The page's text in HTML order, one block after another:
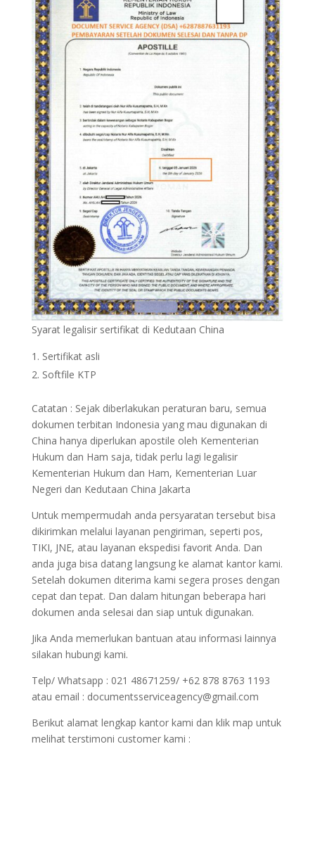
Syarat legalisir sertifikat di Kedutaan China
Sertifikat asli
Softfile KTP
Catatan : Sejak diberlakukan peraturan baru, semua
dokumen terbitan Indonesia yang mau digunakan di
China hanya diperlukan apostile oleh Kementerian
Hukum dan Ham saja, tidak perlu lagi legalisir
Kementerian Hukum dan Ham, Kementerian Luar
Negeri dan Kedutaan China Jakarta
Untuk mempermudah anda persyaratan tersebut bisa
dikirimkan melalui layanan pengiriman, seperti pos,
TIKI, JNE, atau layanan ekspedisi favorit Anda. Dan
anda juga bisa datang langsung ke alamat kantor kami.
Setelah dokumen diterima kami segera proses dengan
cepat dan tepat. Dan dalam hitungan beberapa hari
dokumen anda selesai dan siap untuk digunakan.
Jika Anda memerlukan bantuan atau informasi lainnya
silakan hubungi kami.
Telp/ Whatsapp : 021 48671259/ +62 878 8763 1193
atau email : documentsserviceagency@gmail.com
Berikut alamat lengkap kantor kami dan klik map untuk
melihat terstimoni customer kami :